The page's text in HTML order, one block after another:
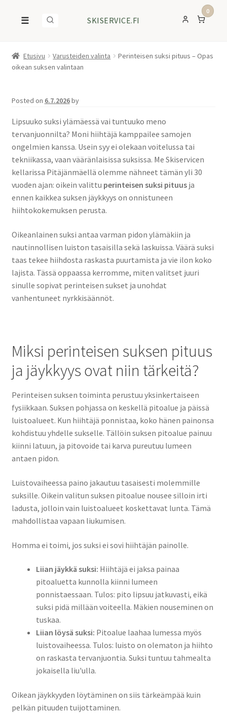
☰ SKISERVICE.FI
0
Etusivu Varusteiden valinta
Perinteisen suksi pituus – Opas
oikean suksen valintaan
Posted on 6.7.2026by
Lipsuuko suksi ylämäessä vai tuntuuko meno
tervanjuonnilta? Moni hiihtäjä kamppailee samojen
ongelmien kanssa. Usein syy ei olekaan voitelussa tai
tekniikassa, vaan vääränlaisissa suksissa. Me Skiservicen
kellarissa Pitäjänmäellä olemme nähneet tämän yli 30
vuoden ajan: oikein valittu perinteisen suksi pituusja
ennen kaikkea suksen jäykkyys on onnistuneen
hiihtokokemuksen perusta.
Oikeanlainen suksi antaa varman pidon ylämäkiin ja
nautinnollisen luiston tasaisilla sekä laskuissa. Väärä suksi
taas tekee hiihdosta raskasta puurtamista ja vie ilon koko
lajista. Tässä oppaassa kerromme, miten valitset juuri
sinulle sopivat perinteisen sukset ja unohdat
vanhentuneet nyrkkisäännöt.
Miksi perinteisen suksen pituus
ja jäykkyys ovat niin tärkeitä?
Perinteisen suksen toiminta perustuu yksinkertaiseen
fysiikkaan. Suksen pohjassa on keskellä pitoalue ja päissä
luistoalueet. Kun hiihtäjä ponnistaa, koko hänen painonsa
kohdistuu yhdelle sukselle. Tällöin suksen pitoalue painuu
kiinni latuun, ja pitovoide tai karva pureutuu lumeen
antaen pidon.
Luistovaiheessa paino jakautuu tasaisesti molemmille
suksille. Oikein valitun suksen pitoalue nousee silloin irti
ladusta, jolloin vain luistoalueet koskettavat lunta. Tämä
mahdollistaa vapaan liukumisen.
Homma ei toimi, jos suksi ei sovi hiihtäjän painolle.
Liian jäykkä suksi: Hiihtäjä ei jaksa painaa
pitoaluetta kunnolla kiinni lumeen
ponnistaessaan. Tulos: pito lipsuu jatkuvasti, eikä
suksi pidä millään voiteella. Mäkien nouseminen on
tuskaa.
Liian löysä suksi: Pitoalue laahaa lumessa myös
luistovaiheessa. Tulos: luisto on olematon ja hiihto
on raskasta tervanjuontia. Suksi tuntuu tahmealta
jokaisella liu'ulla.
Oikean jäykkyyden löytäminen on siis tärkeämpää kuin
pelkän pituuden tuijottaminen.